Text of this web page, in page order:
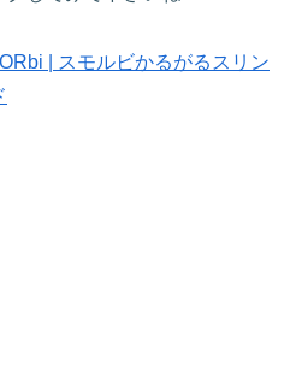
| スモルビかるがるスリン